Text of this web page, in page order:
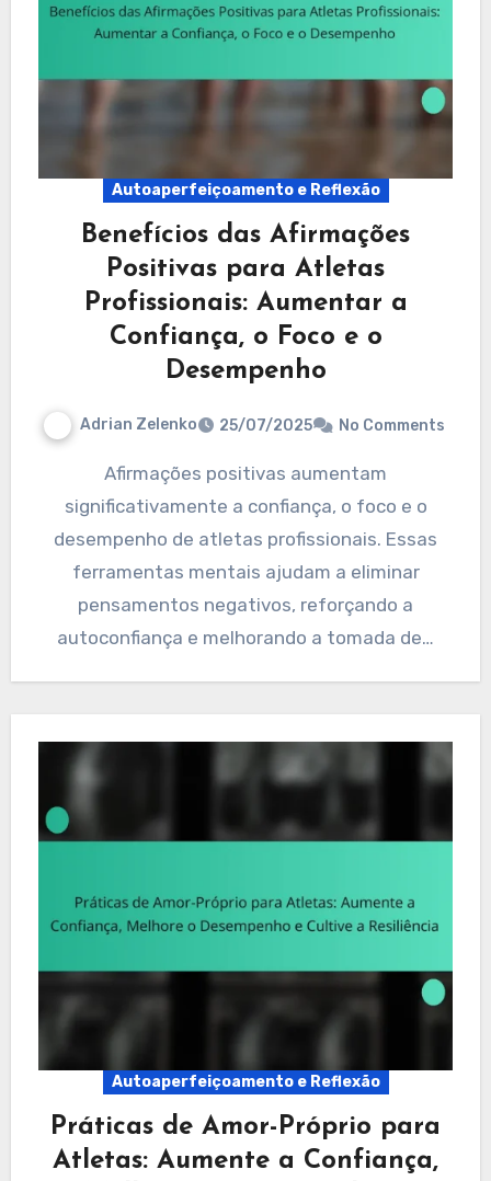
Autoaperfeiçoamento e Reflexão
Benefícios das Afirmações
Positivas para Atletas
Profissionais: Aumentar a
Confiança, o Foco e o
Desempenho
Adrian Zelenko 25/07/2025 No Comments
Afirmações positivas aumentam
significativamente a confiança, o foco e o
desempenho de atletas profissionais. Essas
ferramentas mentais ajudam a eliminar
pensamentos negativos, reforçando a
autoconfiança e melhorando a tomada de…
Autoaperfeiçoamento e Reflexão
Práticas de Amor-Próprio para
Atletas: Aumente a Confiança,